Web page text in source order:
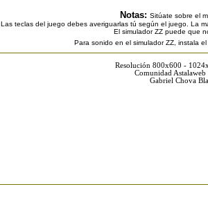
Notas: Sitúate sobre el
Las teclas del juego debes averiguarlas tú según el juego. La
El simulador ZZ puede que
Para sonido en el simulador ZZ, instala
Resolución 800x600 -
Comunidad
Gabriel Chova